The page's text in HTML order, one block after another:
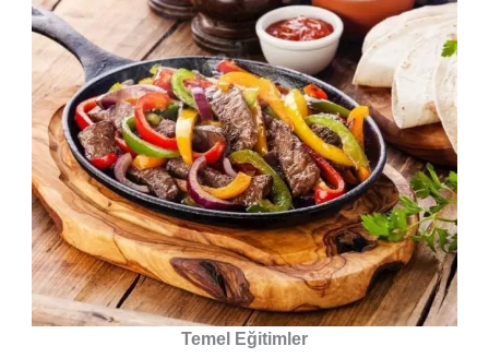
Temel Eğitimler